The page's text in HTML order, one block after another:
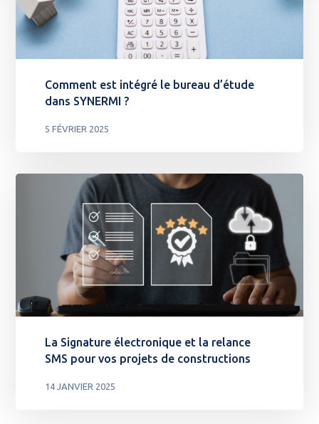
Comment est intégré le bureau d’étude
dans SYNERMI ?
5 FÉVRIER 2025
La Signature électronique et la relance
SMS pour vos projets de constructions
14 JANVIER 2025